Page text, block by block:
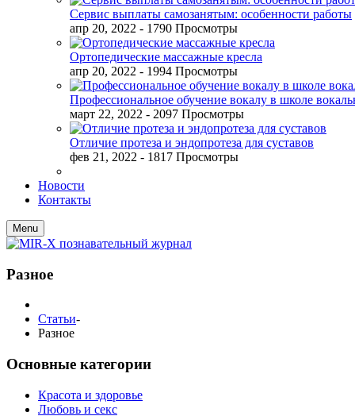
Сервис выплаты самозанятым: особенности работы
апр 20, 2022 - 1790 Просмотры
Ортопедические массажные кресла
апр 20, 2022 - 1994 Просмотры
Профессиональное обучение вокалу в школе
март 22, 2022 - 2097 Просмотры
Отличие протеза и эндопротеза для суставов
фев 21, 2022 - 1817 Просмотры
Новости
Контакты
Menu
Разное
Статьи-
Разное
Основные категории
Красота и здоровье
Любовь и секс